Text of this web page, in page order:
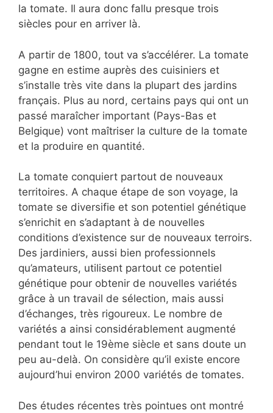
la tomate. Il aura donc fallu presque trois
siècles pour en arriver là.
A partir de 1800, tout va s’accélérer. La tomate
gagne en estime auprès des cuisiniers et
s’installe très vite dans la plupart des jardins
français. Plus au nord, certains pays qui ont un
passé maraîcher important (Pays-Bas et
Belgique) vont maîtriser la culture de la tomate
et la produire en quantité.
La tomate conquiert partout de nouveaux
territoires. A chaque étape de son voyage, la
tomate se diversifie et son potentiel génétique
s’enrichit en s’adaptant à de nouvelles
conditions d’existence sur de nouveaux terroirs.
Des jardiniers, aussi bien professionnels
qu’amateurs, utilisent partout ce potentiel
génétique pour obtenir de nouvelles variétés
grâce à un travail de sélection, mais aussi
d’échanges, très rigoureux. Le nombre de
variétés a ainsi considérablement augmenté
pendant tout le 19ème siècle et sans doute un
peu au-delà. On considère qu’il existe encore
aujourd’hui environ 2000 variétés de tomates.
Des études récentes très pointues ont montré